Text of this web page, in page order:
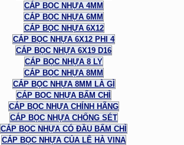
CÁP BỌC NHỰA 4MM
CÁP BỌC NHỰA 6MM
CÁP BỌC NHỰA 6X12
CÁP BỌC NHỰA 6X12 PHI 4
CÁP BỌC NHỰA 6X19 D16
CÁP BỌC NHỰA 8 LY
CÁP BỌC NHỰA 8MM
CÁP BỌC NHỰA 8MM LÀ GÌ
CÁP BỌC NHỰA BẤM CHÌ
CÁP BỌC NHỰA CHÍNH HÃNG
CÁP BỌC NHỰA CHỐNG SÉT
CÁP BỌC NHỰA CÓ ĐẦU BẤM CHÌ
CÁP BỌC NHỰA CỦA LÊ HÀ VINA